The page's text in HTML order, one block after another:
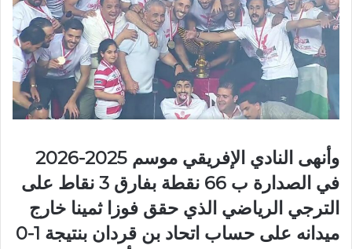
وأنهى النادي الإفريقي موسم 2025-2026
في الصدارة ب 66 نقطة بفارق 3 نقاط على
الترجي الرياضي الذي حقق فوزا ثمينا خارج
ميدانه على حساب اتحاد بن قردان بنتيجة 1-0